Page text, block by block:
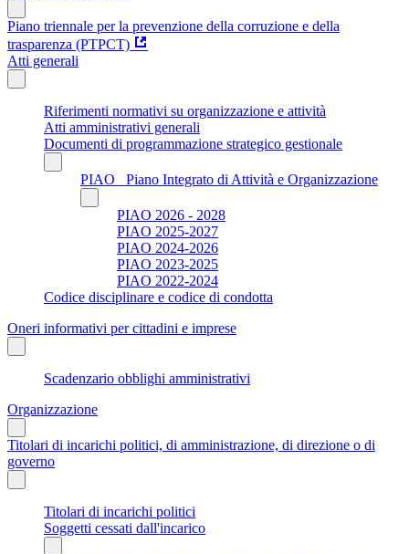
Piano triennale per la prevenzione della corruzione e della
trasparenza (PTPCT)
Atti generali
Riferimenti normativi su organizzazione e attività
Atti amministrativi generali
Documenti di programmazione strategico gestionale
PIAO_ Piano Integrato di Attività e Organizzazione
PIAO 2026 - 2028
PIAO 2025-2027
PIAO 2024-2026
PIAO 2023-2025
PIAO 2022-2024
Codice disciplinare e codice di condotta
Oneri informativi per cittadini e imprese
Scadenzario obblighi amministrativi
Organizzazione
Titolari di incarichi politici, di amministrazione, di direzione o di
governo
Titolari di incarichi politici
Soggetti cessati dall'incarico